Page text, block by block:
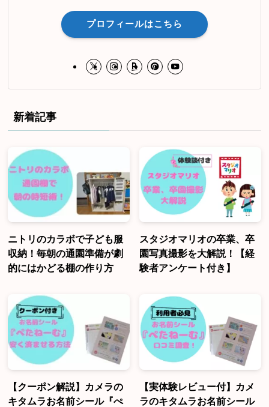
プロフィールはこちら
新着記事
ニトリのカラボで子ども服
収納！毎朝の通園準備が劇
的にはかどる棚の作り方
スタジオマリオの卒業、卒
園写真撮影を大解説！【経
験者アンケート付き】
【クーポン解説】カメラの
キタムラお名前シール『ぺ
【実体験レビュー付】カメ
ラのキタムラお名前シール